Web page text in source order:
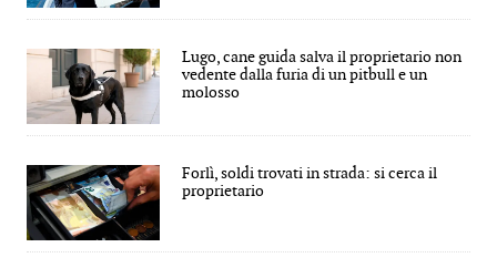
Lugo, cane guida salva il proprietario non
vedente dalla furia di un pitbull e un
molosso
Forlì, soldi trovati in strada: si cerca il
proprietario